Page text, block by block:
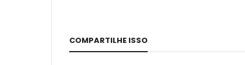
COMPARTILHE ISSO